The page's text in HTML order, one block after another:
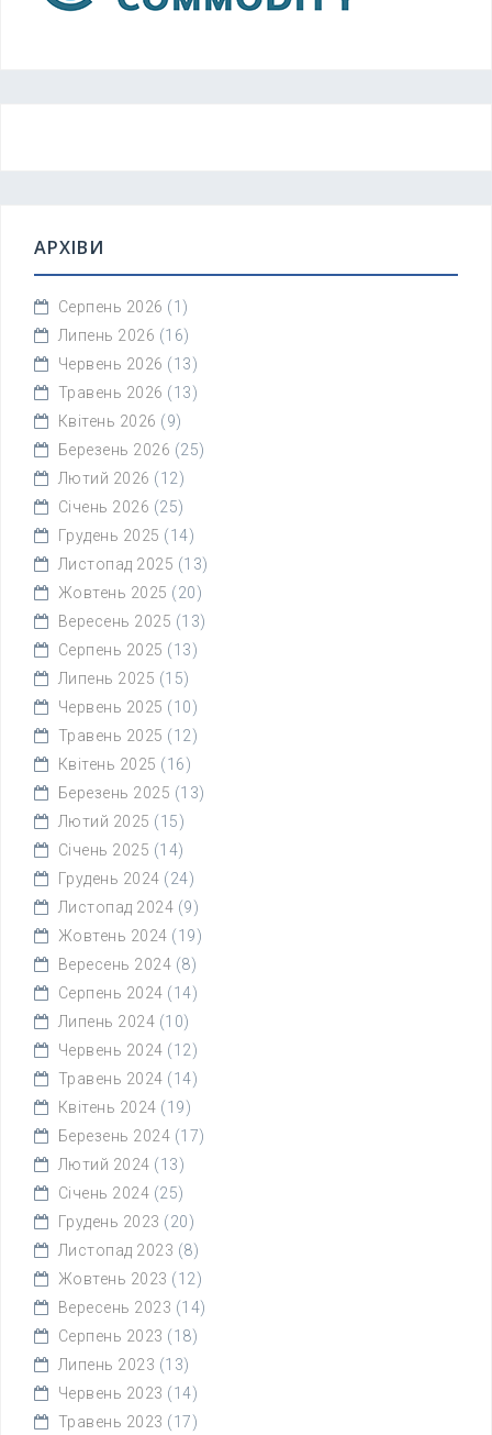
АРХІВИ
Серпень 2026 (1)
Липень 2026 (16)
Червень 2026 (13)
Травень 2026 (13)
Квітень 2026 (9)
Березень 2026 (25)
Лютий 2026 (12)
Січень 2026 (25)
Грудень 2025 (14)
Листопад 2025 (13)
Жовтень 2025 (20)
Вересень 2025 (13)
Серпень 2025 (13)
Липень 2025 (15)
Червень 2025 (10)
Травень 2025 (12)
Квітень 2025 (16)
Березень 2025 (13)
Лютий 2025 (15)
Січень 2025 (14)
Грудень 2024 (24)
Листопад 2024 (9)
Жовтень 2024 (19)
Вересень 2024 (8)
Серпень 2024 (14)
Липень 2024 (10)
Червень 2024 (12)
Травень 2024 (14)
Квітень 2024 (19)
Березень 2024 (17)
Лютий 2024 (13)
Січень 2024 (25)
Грудень 2023 (20)
Листопад 2023 (8)
Жовтень 2023 (12)
Вересень 2023 (14)
Серпень 2023 (18)
Липень 2023 (13)
Червень 2023 (14)
Травень 2023 (17)